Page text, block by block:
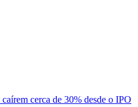
cerca de 30% desde o IPO